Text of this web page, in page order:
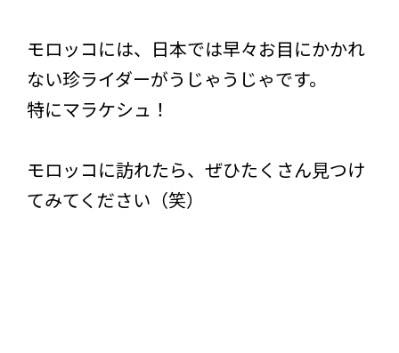
モロッコには、日本では早々お目にかかれ
ない珍ライダーがうじゃうじゃです。
特にマラケシュ！
モロッコに訪れたら、ぜひたくさん見つけ
てみてください（笑）